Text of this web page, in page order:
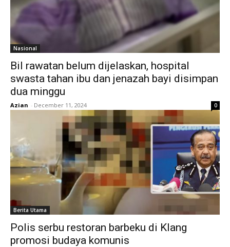
Nasional
Bil rawatan belum dijelaskan, hospital
swasta tahan ibu dan jenazah bayi disimpan
dua minggu
Azian - December 11, 2024 0
Berita Utama
Polis serbu restoran barbeku di Klang
promosi budaya komunis